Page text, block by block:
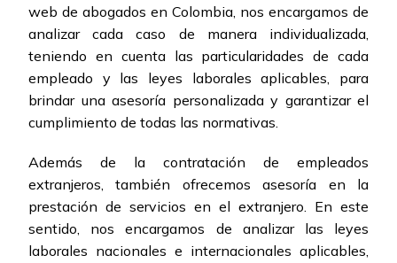
web de abogados en Colombia, nos encargamos de
analizar cada caso de manera individualizada,
teniendo en cuenta las particularidades de cada
empleado y las leyes laborales aplicables, para
brindar una asesoría personalizada y garantizar el
cumplimiento de todas las normativas.
Además de la contratación de empleados
extranjeros, también ofrecemos asesoría en la
prestación de servicios en el extranjero. En este
sentido, nos encargamos de analizar las leyes
laborales nacionales e internacionales aplicables,